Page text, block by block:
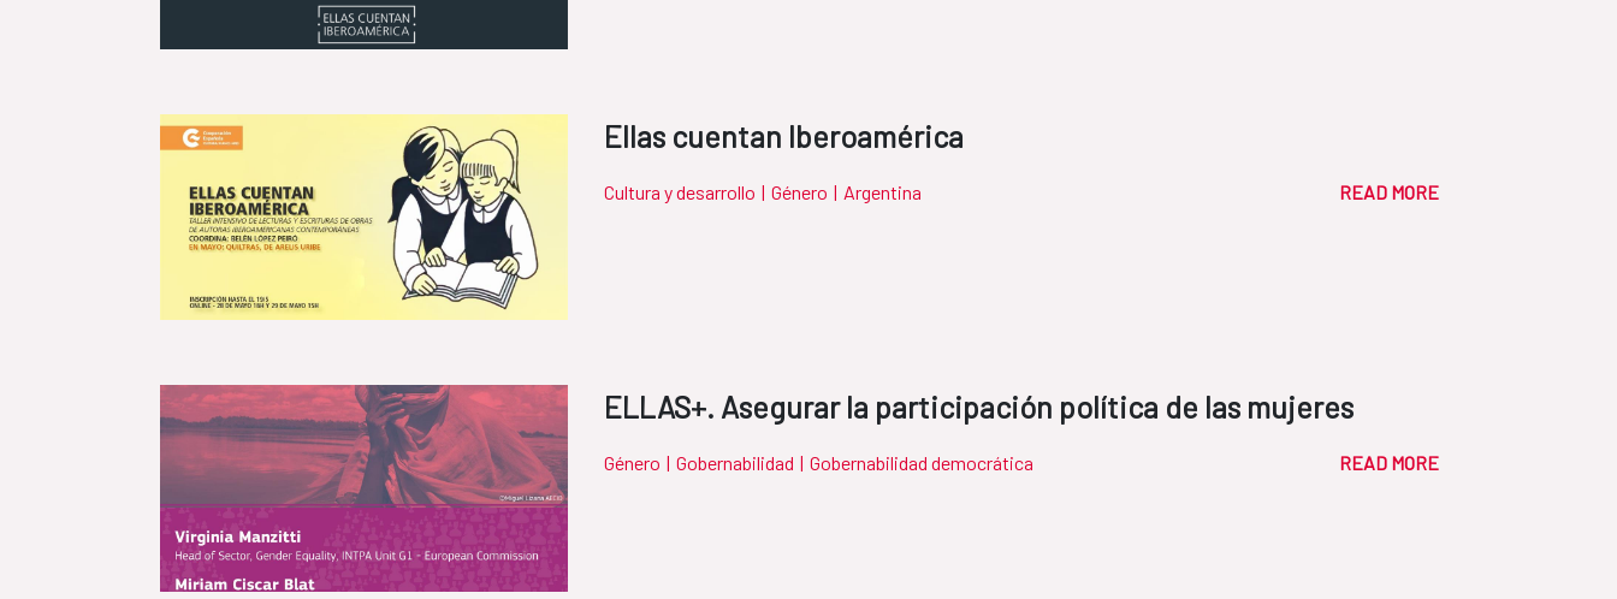
Ellas cuentan Iberoamérica
Cultura y desarrollo | Género | Argentina READ MORE
ELLAS+. Asegurar la participación política de las mujeres
Género | Gobernabilidad | Gobernabilidad democrática READ MORE